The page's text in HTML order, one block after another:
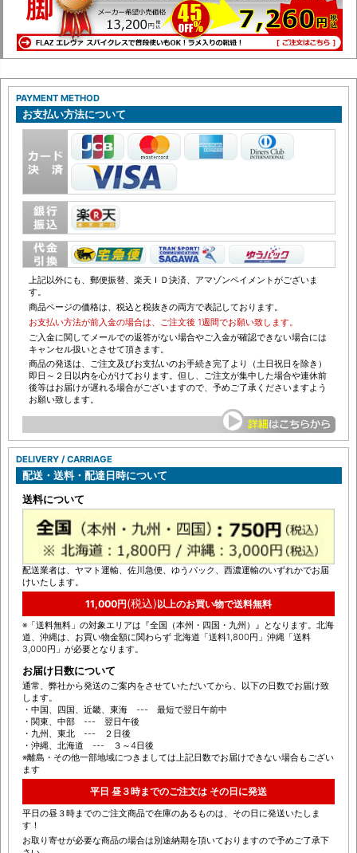
PAYMENT METHOD
お支払い方法について
上記以外にも、郵便振替、楽天ＩＤ決済、アマゾンペイメントがございま
す。
商品ページの価格は、税込と税抜きの両方で表記しております。
お支払い方法が前入金の場合は、ご注文後 1週間でお願い致します。
ご入金に関してメールでの返答がない場合やご入金が確認できない場合には
キャンセル扱いとさせて頂きます。
商品の発送は、ご注文及びお支払いのお手続き完了より（土日祝日を除き）
即日～２日以内を心がけております。但し、ご注文が集中した場合や連休前
後等はお届けが遅れる場合がございますので、予めご了承くださいますよう
お願い致します。
DELIVERY / CARRIAGE
配送・送料・配達日時について
送料について
配送業者は、ヤマト運輸、佐川急便、ゆうパック、西濃運輸のいずれかでお届
11,000円(税込)以上のお買い物で送料無料
※「送料無料」の対象エリアは『全国（本州・四国・九州）』となります。北海
道、沖縄は、お買い物金額に関わらず 北海道「送料1,800円」沖縄「送料
3,000円」が必要となります。
お届け日数について
通常、弊社から発送のご案内をさせていただいてから、以下の日数でお届け致
します。
・中国、四国、近畿、東海 --- 最短で翌日午前中
・関東、中部 --- 翌日午後
・九州、東北 --- ２日後
・沖縄、北海道 --- ３～4日後
※離島・その他一部地域につきましては上記日数でお届けできない場合もござい
平日 昼３時までのご注文は その日に発送
平日の昼３時までのご注文商品で在庫のあるものは、その日に発送いたしま
す！